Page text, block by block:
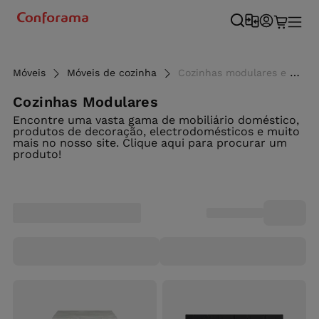
Móveis Móveis de cozinha Cozinhas modulares e módulos de cozinha online - Conforama
Cozinhas Modulares
Encontre uma vasta gama de mobiliário doméstico,
produtos de decoração, electrodomésticos e muito
mais no nosso site. Clique aqui para procurar um
produto!